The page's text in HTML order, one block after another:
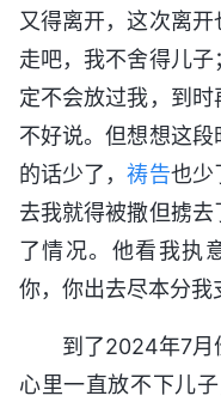
又得离开，这次离开
走吧，我不舍得儿
定不会放过我，到
不好说。但想想这
的话少了，祷告也少
去我就得被撒但掳
了情况。他看我执
你，你出去尽本分我
到了2024年7月
心里一直放不下儿